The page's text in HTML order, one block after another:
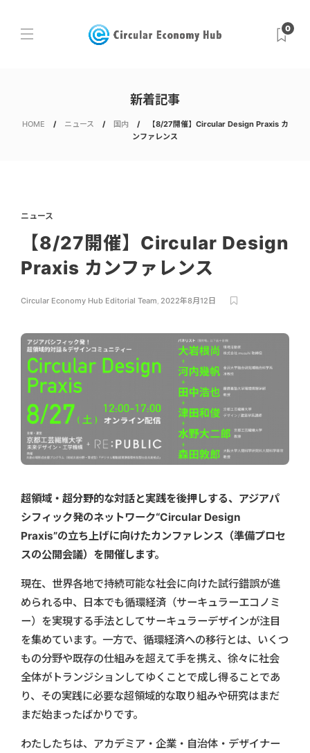
0
新着記事
HOME ニュース 国内
【8/27開催】Circular Design Praxis カ
ンファレンス
ニュース
【8/27開催】Circular Design
Praxis カンファレンス
Circular Economy Hub Editorial Team, 2022年8月12日
超領域・超分野的な対話と実践を後押しする、アジアパ
シフィック発のネットワーク“Circular Design
Praxis”の立ち上げに向けたカンファレンス（準備プロセ
スの公開会議）を開催します。
現在、世界各地で持続可能な社会に向けた試行錯誤が進
められる中、日本でも循環経済（サーキュラーエコノミ
ー）を実現する手法としてサーキュラーデザインが注目
を集めています。一方で、循環経済への移行とは、いくつ
もの分野や既存の仕組みを超えて手を携え、徐々に社会
全体がトランジションしてゆくことで成し得ることであ
り、その実践に必要な超領域的な取り組みや研究はまだ
まだ始まったばかりです。
わたしたちは、アカデミア・企業・自治体・デザイナー